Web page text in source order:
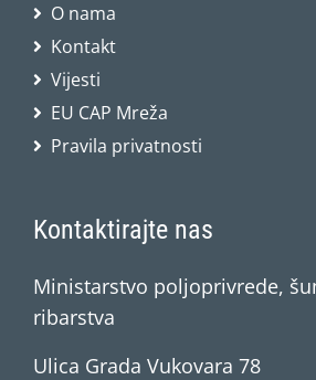
O nama
Kontakt
Vijesti
EU CAP Mreža
Pravila privatnosti
Kontaktirajte nas
Ministarstvo poljoprivrede,
ribarstva
Ulica Grada Vukovara 78